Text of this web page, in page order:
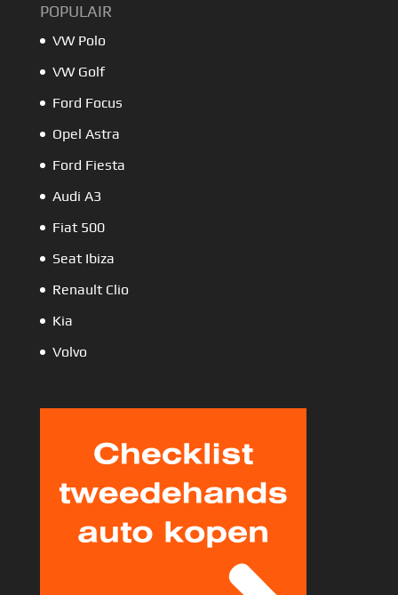
POPULAIR
VW Polo
VW Golf
Ford Focus
Opel Astra
Ford Fiesta
Audi A3
Fiat 500
Seat Ibiza
Renault Clio
Kia
Volvo